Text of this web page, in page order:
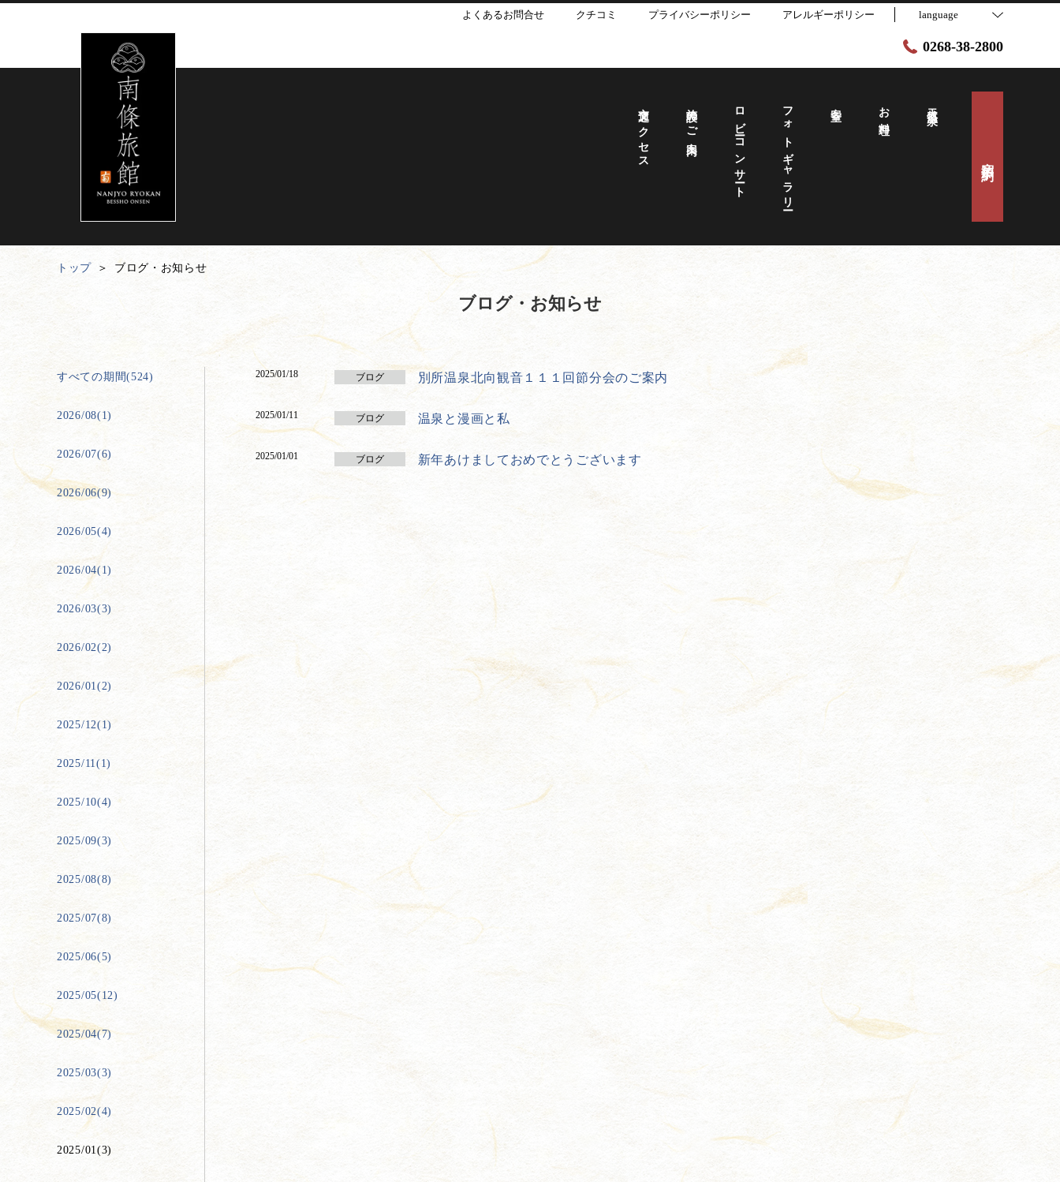
よくあるお問合せ クチコミ プライバシーポリシー アレルギーポリシー language
0268-38-2800
お料理
フォトギャラリー
ロビーコンサート
施設のご案内
交通アクセス
トップ ブログ・お知らせ
ブログ・お知らせ
すべての期間(524)
2026/08(1)
2026/07(6)
2026/06(9)
2026/05(4)
2026/04(1)
2026/03(3)
2026/02(2)
2026/01(2)
2025/12(1)
2025/11(1)
2025/10(4)
2025/09(3)
2025/08(8)
2025/07(8)
2025/06(5)
2025/05(12)
2025/04(7)
2025/03(3)
2025/02(4)
2025/01(3)
2025/01/18 ブログ 別所温泉北向観音１１１回節分会のご案内
2025/01/11 ブログ 温泉と漫画と私
2025/01/01 ブログ 新年あけましておめでとうございます